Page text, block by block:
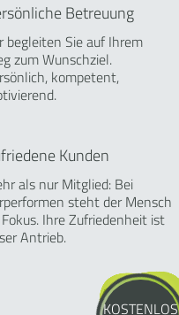
Betreuung
begleiten Sie auf Ihrem
zum Wunschziel.
kompetent,
Kunden
als nur Mitglied: Bei
steht der Mensch
Ihre Zufriedenheit ist
Antrieb.
KOSTENLOS